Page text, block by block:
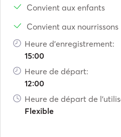
Convient aux enfants
Convient aux nourrissons
Heure d'enregistrement:
15:00
Heure de départ:
12:00
Heure de départ de
Flexible